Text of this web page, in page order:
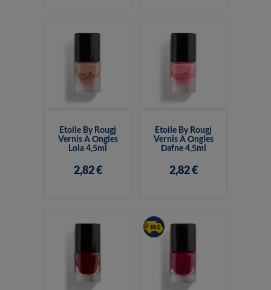
Etoile By Rougj
Vernis À Ongles
Lola 4,5ml
2,82 €
Etoile By Rougj
Vernis À Ongles
Dafne 4,5ml
2,82 €